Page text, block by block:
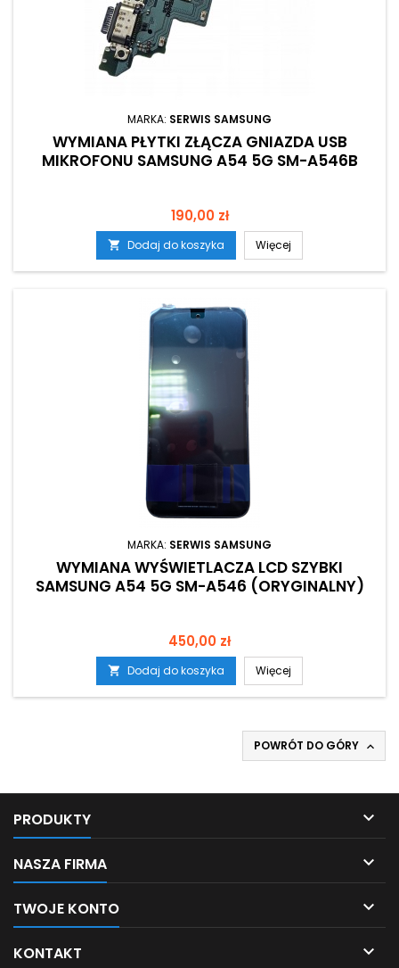
MARKA: SERWIS SAMSUNG
WYMIANA PŁYTKI ZŁĄCZA GNIAZDA USB
MIKROFONU SAMSUNG A54 5G SM-A546B
Cena
190,00 zł
 Dodaj do koszyka Więcej
MARKA: SERWIS SAMSUNG
WYMIANA WYŚWIETLACZA LCD SZYBKI
SAMSUNG A54 5G SM-A546 (ORYGINALNY)
Cena
450,00 zł
 Dodaj do koszyka Więcej
POWRÓT DO GÓRY 
PRODUKTY 
NASZA FIRMA 
TWOJE KONTO 
KONTAKT 